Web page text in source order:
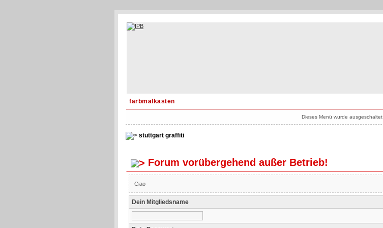
farbmalkasten
Dieses Menü wurde ausgeschaltet
stuttgart graffiti
Forum vorübergehend außer Betrieb!
Ciao
Dein Mitgliedsname